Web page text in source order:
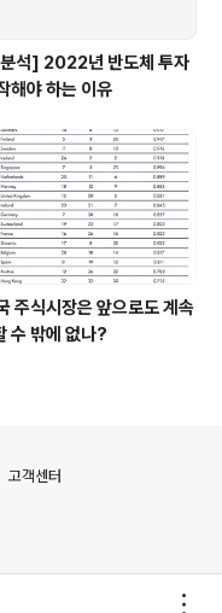
석] 2022년 반도체 투자
해야 하는 이유
주식시장은 앞으로도 계속
수 밖에 없나?
고객센터